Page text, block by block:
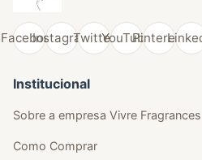
FacebookInstagramTwitterYouTubePinterest
Institucional
Sobre a empresa Vivre Fragrances
Como Comprar